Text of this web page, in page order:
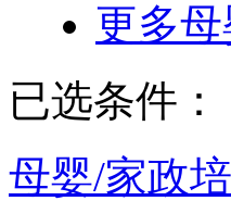
更多
已选条件：
母婴/家政培